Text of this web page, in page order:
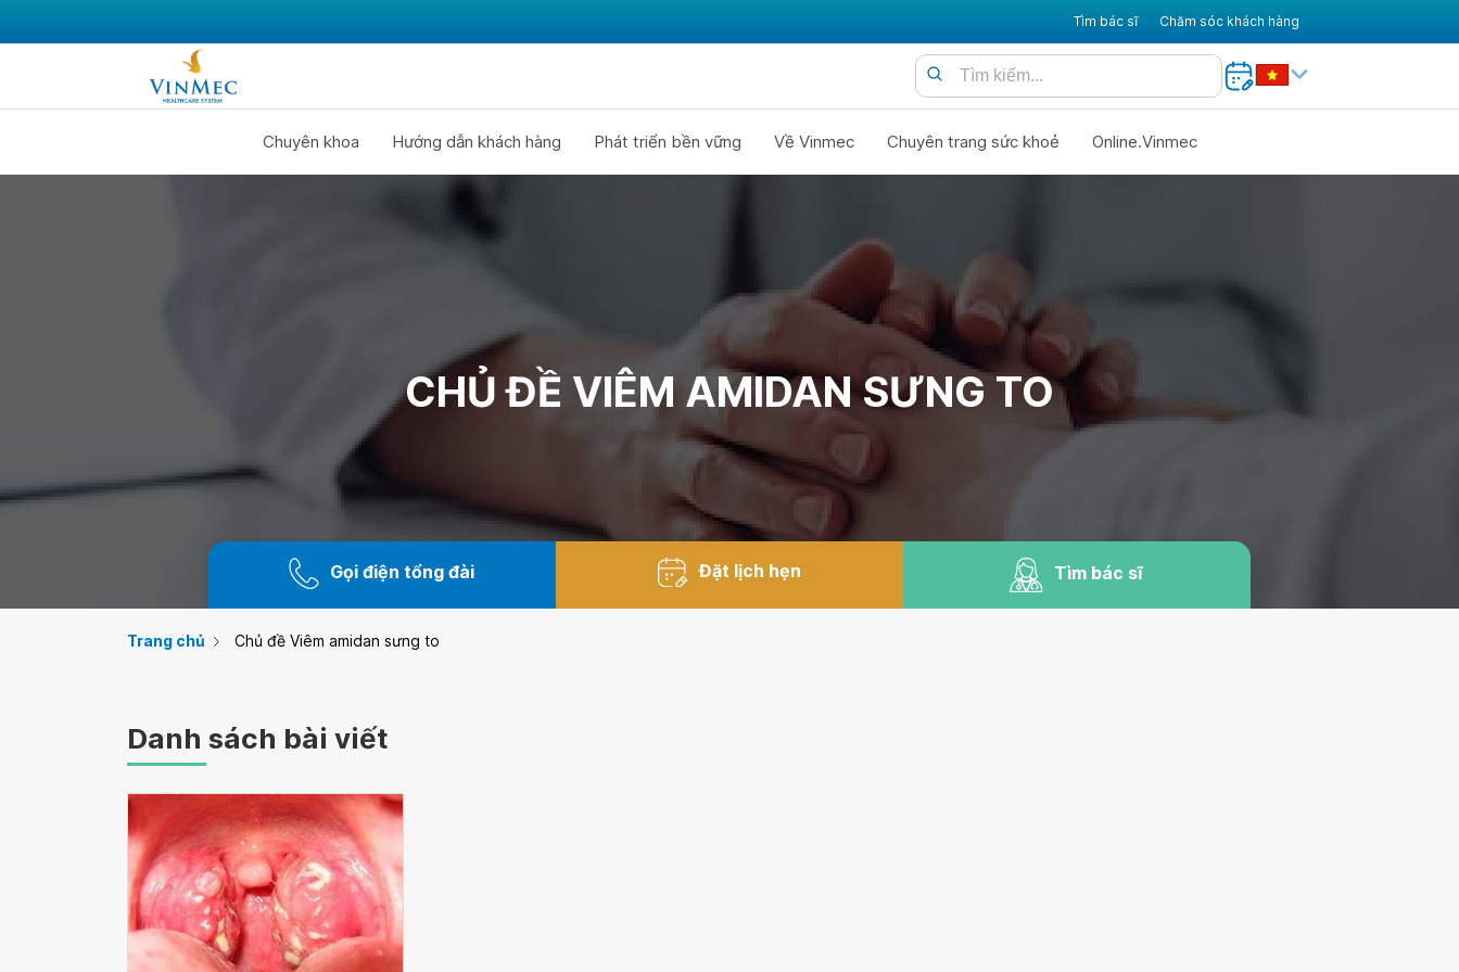
Tìm bác sĩ Chăm sóc khách hàng
Chuyên khoa Hướng dẫn khách hàng Phát triển bền vững Về Vinmec Chuyên trang sức khoẻ Online.Vinmec
CHỦ ĐỀ VIÊM AMIDAN SƯNG TO
Gọi điện tổng đài Đặt lịch hẹn Tìm bác sĩ
Trang chủ Chủ đề Viêm amidan sưng to
Danh sách bài viết